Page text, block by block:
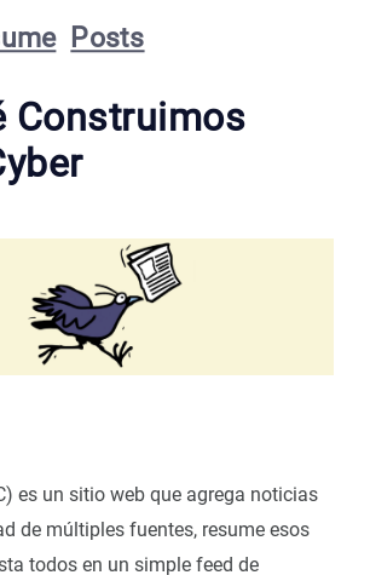
Posts
Construimos
es un sitio web que agrega noticias
de múltiples fuentes, resume esos
todos en un simple feed de